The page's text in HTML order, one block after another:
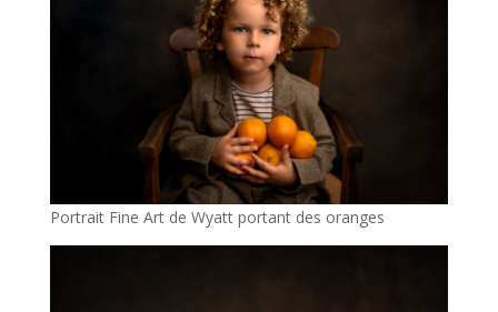
Portrait Fine Art de Wyatt portant des oranges